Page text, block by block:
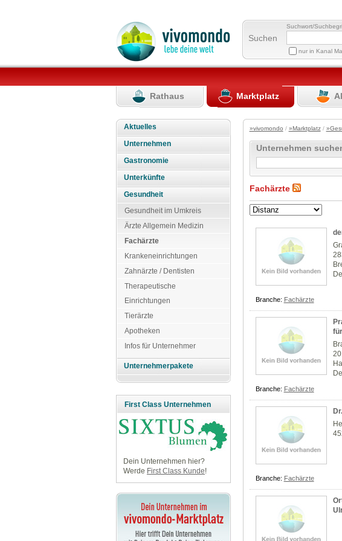
Suchen
Suchwort/
nur in Kanal
Rathaus Marktplatz
Aktuelles
Unternehmen
Gastronomie
Unterkünfte
Gesundheit
Gesundheit im Umkreis
Ärzte Allgemein Medizin
Fachärzte
Krankeneinrichtungen
Zahnärzte / Dentisten
Therapeutische
Einrichtungen
Tierärzte
Apotheken
Infos für Unternehmer
Unternehmerpakete
First Class Unternehmen
Dein Unternehmen hier?
Werde First Class Kunde!
»vivomondo / »Marktplatz/
Unternehmen
Fachärzte
Branche: Fachärzte
Branche: Fachärzte
Branche: Fachärzte